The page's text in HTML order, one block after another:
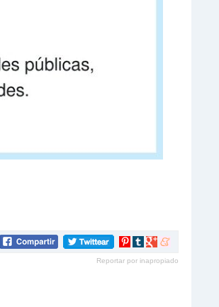
Compartir
Pinterest
Compartir
tumblr
Compartir
Google+
Compartir
meneame
Reportar por inapropiado